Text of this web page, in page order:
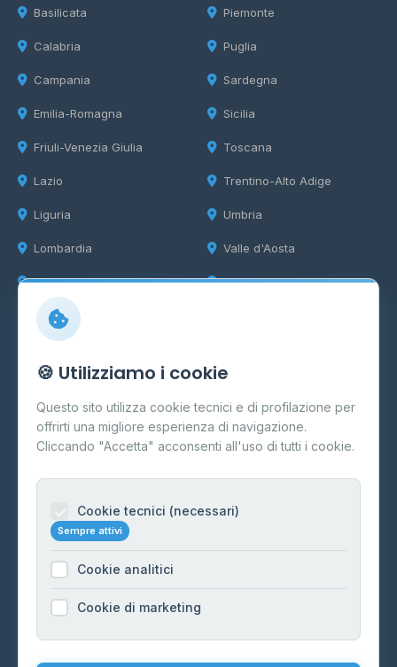
Basilicata
Calabria
Campania
Emilia-Romagna
Friuli-Venezia Giulia
Lazio
Liguria
Lombardia
Marche
Piemonte
Puglia
Sardegna
Sicilia
Toscana
Trentino-Alto Adige
Umbria
Valle d'Aosta
Veneto
Info
Cos'è il GPL
FAQ
Contatti
Informazioni legali
Cookie Policy
Preferenze Cookie
Mappa del sito
🍪 Utilizziamo i cookie
Questo sito utilizza cookie tecnici e di profilazione per
offrirti una migliore esperienza di navigazione.
Cliccando "Accetta" acconsenti all'uso di tutti i cookie.
Cookie tecnici (necessari)
Sempre attivi
Cookie analitici
Cookie di marketing